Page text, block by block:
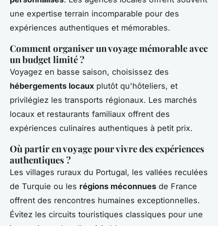
une expertise terrain incomparable pour des
expériences authentiques et mémorables.
Comment organiser un voyage mémorable avec
un budget limité ?
Voyagez en basse saison, choisissez des
hébergements locaux plutôt qu'hôteliers, et
privilégiez les transports régionaux. Les marchés
locaux et restaurants familiaux offrent des
expériences culinaires authentiques à petit prix.
Où partir en voyage pour vivre des expériences
authentiques ?
Les villages ruraux du Portugal, les vallées reculées
de Turquie ou les régions méconnues de France
offrent des rencontres humaines exceptionnelles.
Évitez les circuits touristiques classiques pour une